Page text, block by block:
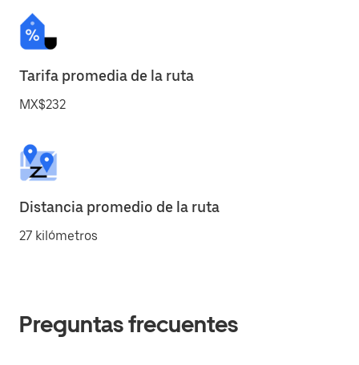
Tarifa promedia de la ruta
MX$232
Distancia promedio de la ruta
27 kilómetros
Preguntas frecuentes